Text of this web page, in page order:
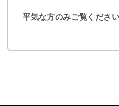
平気な方のみご覧ください